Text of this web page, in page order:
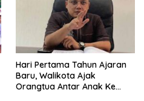
Hari Pertama Tahun Ajaran
Baru, Walikota Ajak
Orangtua Antar Anak Ke